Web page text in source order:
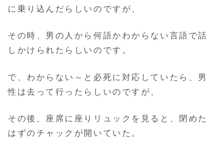
に乗り込んだらしいのですが、
その時、男の人から何語かわからない言語で話
しかけられたらしいのです。
で、わからない～と必死に対応していたら、男
性は去って行ったらしいのですが、
その後、座席に座りリュックを見ると、閉めた
はずのチャックが開いていた。